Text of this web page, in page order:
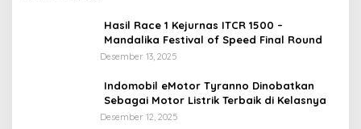
Hasil Race 1 Kejurnas ITCR 1500 –
Mandalika Festival of Speed Final Round
Desember 13, 2025
Indomobil eMotor Tyranno Dinobatkan
Sebagai Motor Listrik Terbaik di Kelasnya
Desember 12, 2025